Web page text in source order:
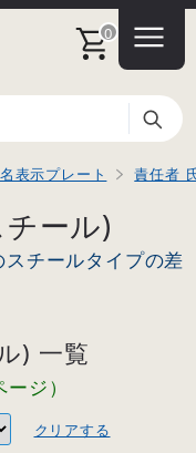
0
表示プレート 責任者
ール)
スチールタイプの差
) 一覧
ジ）
クリアする